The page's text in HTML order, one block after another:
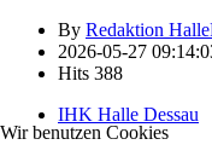
By Redaktion
2026-05-27
Hits 388
IHK Halle Dessau
Wir benutzen Cookies